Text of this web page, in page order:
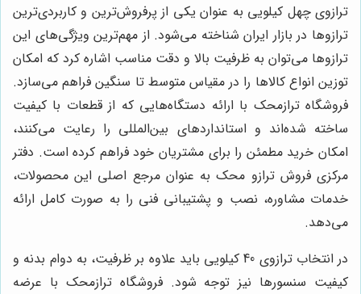
ترازوی چهل کیلویی به عنوان یکی از پرفروش‌ترین و کاربردی‌ترین
ترازوها در بازار ایران شناخته می‌شود. از مهم‌ترین ویژگی‌های این
ترازوها می‌توان به ظرفیت بالا و دقت مناسب اشاره کرد که امکان
توزین انواع کالاها را در مقیاس متوسط تا سنگین فراهم می‌سازد.
فروشگاه ترازمحک با ارائه دستگاه‌هایی که از قطعات با کیفیت
ساخته شده‌اند و استانداردهای بین‌المللی را رعایت می‌کنند،
امکان خرید مطمئن را برای مشتریان خود فراهم کرده است. دفتر
مرکزی فروش ترازو محک به عنوان مرجع اصلی این محصولات،
خدمات مشاوره، نصب و پشتیبانی فنی را به صورت کامل ارائه
می‌دهد.
در انتخاب ترازوی 40 کیلویی باید علاوه بر ظرفیت، به دوام بدنه و
کیفیت سنسورها نیز توجه شود. فروشگاه ترازمحک با عرضه